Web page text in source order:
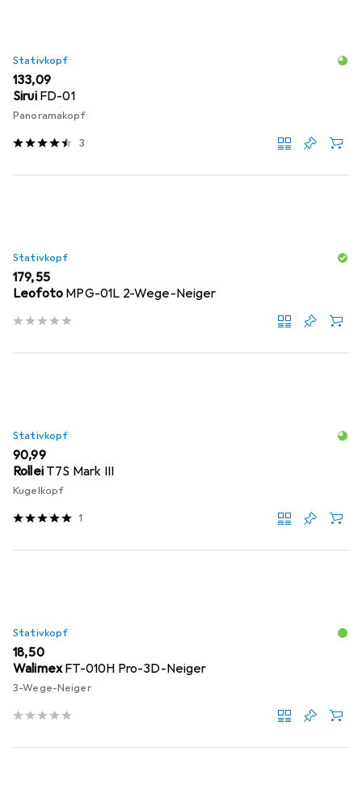
Stativkopf
EUR
133,09
Sirui FD-01
Panoramakopf
3
Stativkopf
EUR
179,55
Leofoto MPG-01L 2-Wege-Neiger
Stativkopf
EUR
90,99
Rollei T7S Mark III
Kugelkopf
1
Stativkopf
EUR
18,50
WalimexFT-010H Pro-3D-Neiger
3-Wege-Neiger